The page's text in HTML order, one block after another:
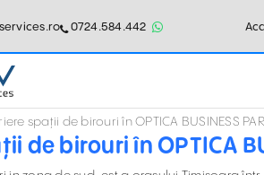
0724.584.442
spații de birouri în OPTICA BUSINESS
de birouri în OPTICA